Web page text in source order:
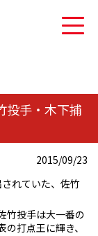
投手・木下捕
2015/09/23
れていた、佐竹
竹投手は大一番の
打点王に輝き、